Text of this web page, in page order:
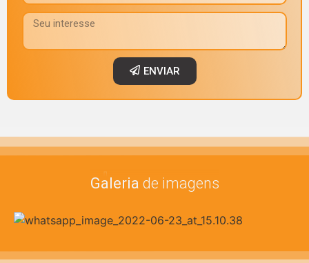
ENVIAR
Imagens
Galeria de imagens